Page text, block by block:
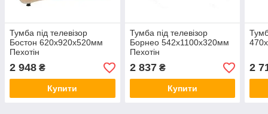
Тумба під телевізор
Бостон 620х920х520мм
Пехотін
2 948 ₴
Купити
Тумба під телевізор
Борнео 542х1100х320мм
Пехотін
2 837₴
Купити
2